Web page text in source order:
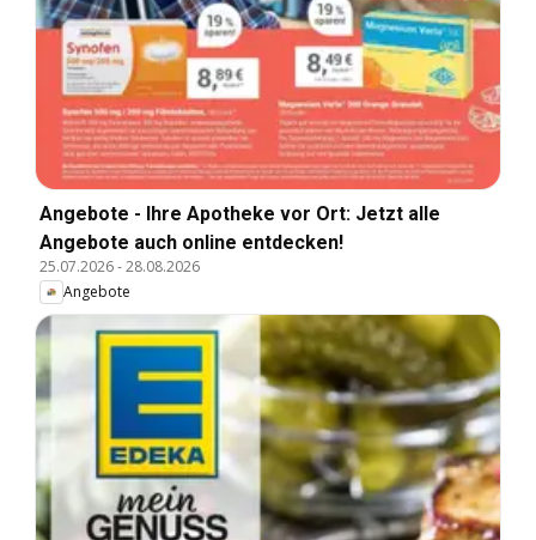
Angebote - Ihre Apotheke vor Ort: Jetzt alle
Angebote auch online entdecken!
25.07.2026-28.08.2026
Angebote